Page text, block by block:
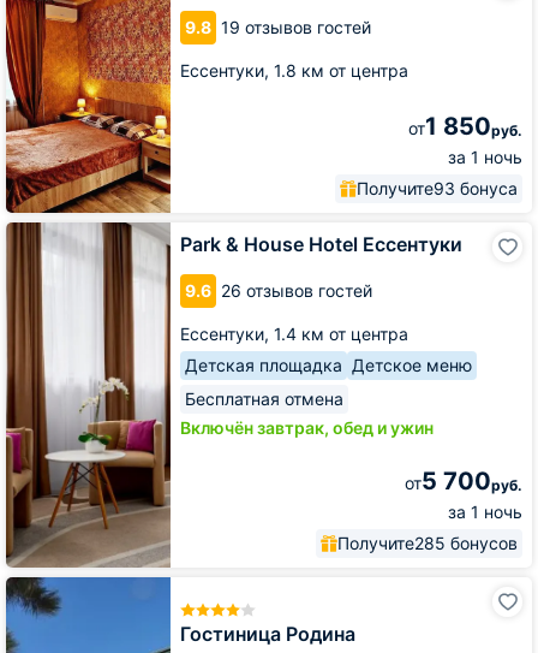
9.8 19 отзывов гостей
Ессентуки, 1.8 км от центра
от1 850руб.
за 1 ночь
Получите93 бонуса
Eco
House
Park & House Hotel Ессентуки
9.6 26 отзывов гостей
Ессентуки, 1.4 км от центра
Детская площадка Детское меню
Бесплатная отмена
Включён завтрак, обед и ужин
от5 700руб.
за 1 ночь
Получите285 бонусов
Park
House
Hotel
Ессентуки
Гостиница Родина
Гостиница
Родина